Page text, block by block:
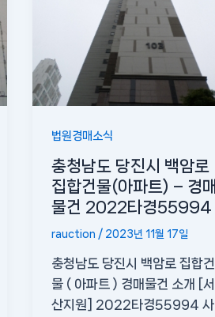
법원경매소식
충청남도 당진시 백암로
집합건물(아파트) – 경매
물건 2022타경55994
rauction / 2023년 11월 17일
충청남도 당진시 백암로 집합건
물 ( 아파트 ) 경매물건 소개 [서
산지원] 2022타경55994 사